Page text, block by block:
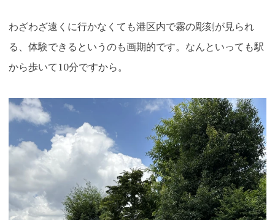
わざわざ遠くに行かなくても港区内で霧の彫刻が見られ
る、体験できるというのも画期的です。なんといっても駅
から歩いて10分ですから。